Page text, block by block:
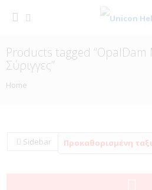
Products tagged
Σύριγγες”
Home
Sidebar